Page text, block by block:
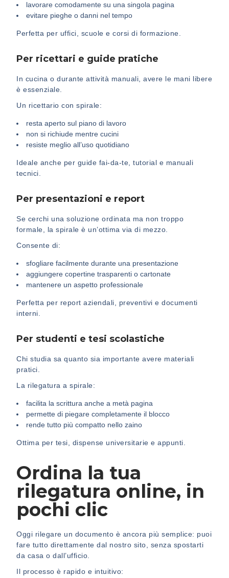
lavorare comodamente su una singola pagina
evitare pieghe o danni nel tempo
Perfetta per uffici, scuole e corsi di formazione.
Per ricettari e guide pratiche
In cucina o durante attività manuali, avere le mani libere
è essenziale.
Un ricettario con spirale:
resta aperto sul piano di lavoro
non si richiude mentre cucini
resiste meglio all’uso quotidiano
Ideale anche per guide fai-da-te, tutorial e manuali
tecnici.
Per presentazioni e report
Se cerchi una soluzione ordinata ma non troppo
formale, la spirale è un’ottima via di mezzo.
Consente di:
sfogliare facilmente durante una presentazione
aggiungere copertine trasparenti o cartonate
mantenere un aspetto professionale
Perfetta per report aziendali, preventivi e documenti
interni.
Per studenti e tesi scolastiche
Chi studia sa quanto sia importante avere materiali
pratici.
La rilegatura a spirale:
facilita la scrittura anche a metà pagina
permette di piegare completamente il blocco
rende tutto più compatto nello zaino
Ottima per tesi, dispense universitarie e appunti.
Ordina la tua
rilegatura online, in
pochi clic
Oggi rilegare un documento è ancora più semplice: puoi
fare tutto direttamente dal nostro sito, senza spostarti
da casa o dall’ufficio.
Il processo è rapido e intuitivo: